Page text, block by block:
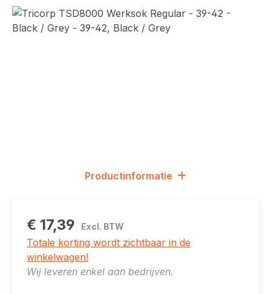
Afbeeldingengalerij overslaan
Productinformatie
€ 17,39 Excl. BTW
Totale korting wordt zichtbaar in de
winkelwagen!
Wij leveren enkel aan bedrijven.